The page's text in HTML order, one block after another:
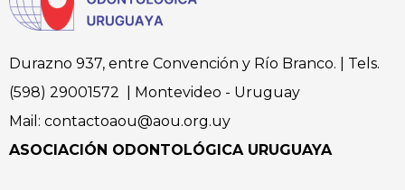
Durazno 937, entre Convención y Río Branco. | Tels.
(598) 29001572 | Montevideo - Uruguay
Mail: contactoaou@aou.org.uy
ASOCIACIÓN ODONTOLÓGICA URUGUAYA